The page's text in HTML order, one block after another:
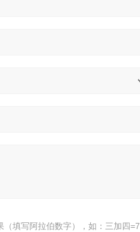
（填写阿拉伯数字），如：三加四=7